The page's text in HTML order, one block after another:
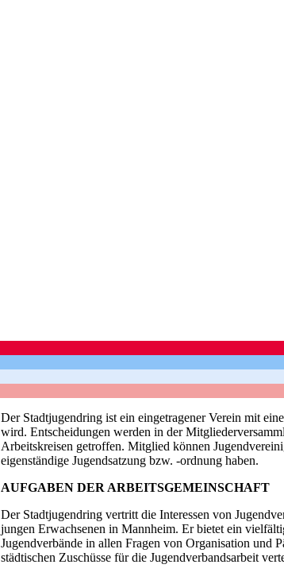
Der Stadtjugendring ist ein eingetragener Verein mit
wird. Entscheidungen werden in der
Arbeitskreisen getroffen. Mitglied können
eigenständige Jugendsatzung bzw. -ordnung haben.
AUFGABEN DER ARBEITSGEMEINSCHAFT
Der Stadtjugendring vertritt die Interessen von
jungen Erwachsenen in Mannheim. Er bietet ein
Jugendverbände in allen Fragen von Organisation und
städtischen Zuschüsse für die Jugendverbandsarbeit